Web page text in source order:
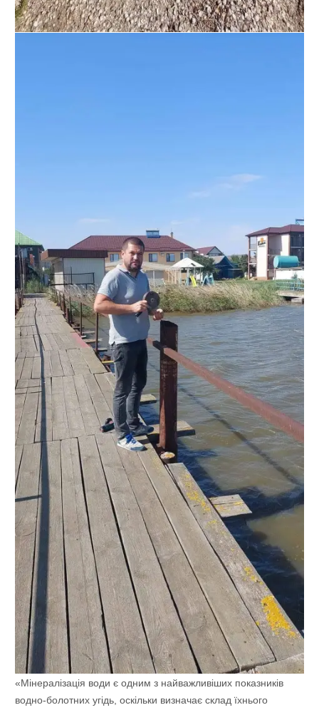
«Мінералізація води є одним з найважливіших показників
водно-болотних угідь, оскільки визначає склад їхнього